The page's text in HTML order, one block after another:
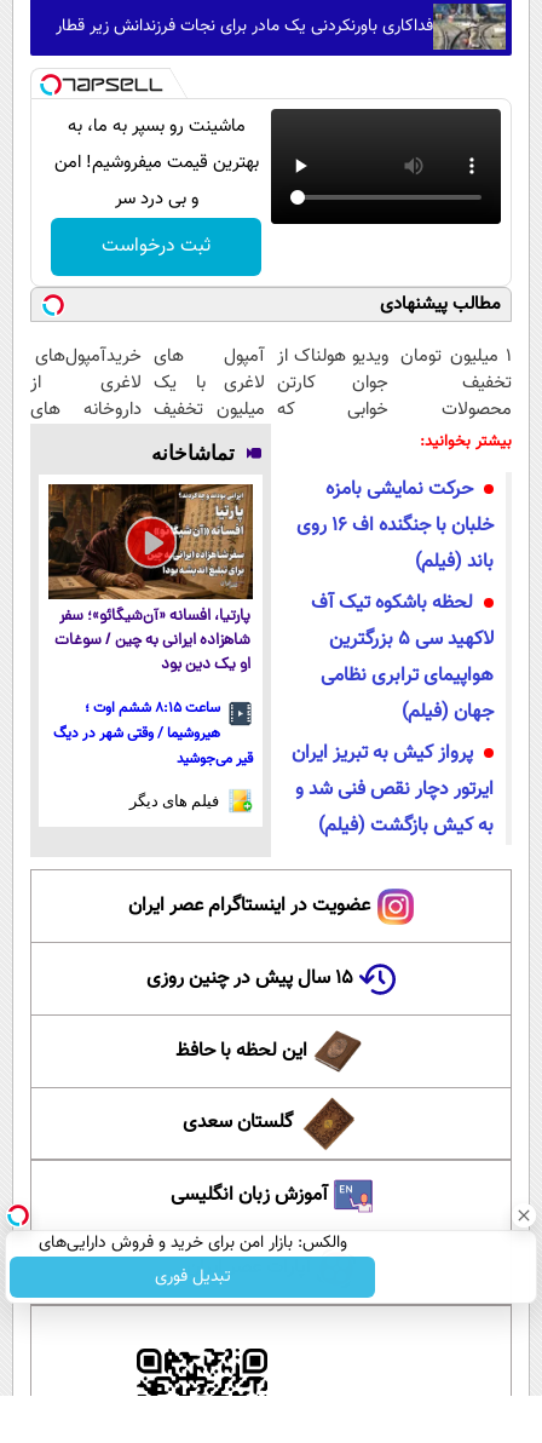
فداکاری باورنکردنی یک مادر برای نجات فرزندانش زیر قطار
ماشینت رو بسپر به ما، به
بهترین قیمت میفروشیم! امن
و بی درد سر
ثبت درخواست
مطالب پیشنهادی
۱ میلیون تومان
تخفیف
محصولات
لاغری؛ یک قدم
شروع کاهش
وزن
ویدیو هولناک از
جوان کارتن
خوابی که
آمپول های
لاغری با یک
میلیون تخفیف
| ارسال از
داروخانه های
معتبر
خریدآمپول‌های
لاغری از
داروخانه های
پک یخ!
بیشتر بخوانید:
حرکت نمایشی بامزه
خلبان با جنگنده اف 16 روی
باند (فیلم)
لحظه باشکوه تیک آف
لاکهید سی 5 بزرگترین
هواپیمای ترابری نظامی
جهان (فیلم)
پرواز کیش به تبریز ایران
ایرتور دچار نقص فنی شد و
به کیش بازگشت (فیلم)
تماشاخانه
پارتیا، افسانه «آن‌شیگائو»؛ سفر
شاهزاده ایرانی به چین / سوغات
او یک دین بود
ساعت ۸:۱۵ ششم اوت ؛
هیروشیما / وقتی شهر در دیگ
قیر می‌جوشید
فیلم های دیگر
عضویت در اینستاگرام عصر ایران
۱۵ سال پیش در چنین روزی
این لحظه با حافظ
گلستان سعدی
آموزش زبان انگلیسی
آپارات عصر ایران
والکس: بازار امن برای خرید و فروش دارایی‌های
دیجیتال
تبدیل فوری